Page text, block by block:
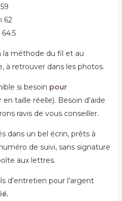
62
la méthode du fil et au
à retrouver dans les photos.
si besoin pour
taille réelle). Besoin d’aide
ravis de vous conseiller.
dans un bel écrin, prêts à
de suivi, sans signature
aux lettres.
d’entretien pour l’argent
.